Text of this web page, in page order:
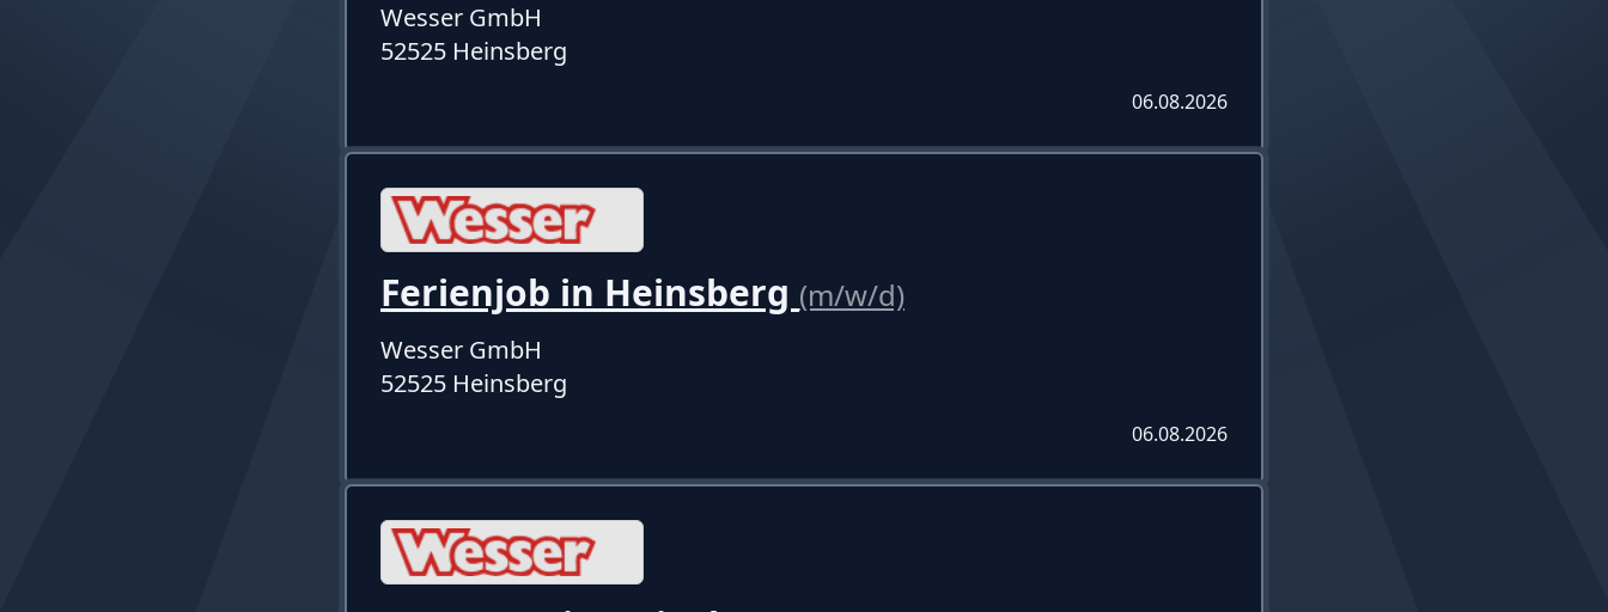
Wesser GmbH
52525 Heinsberg
06.08.2026
Ferienjob in Heinsberg (m/w/d)
Wesser GmbH
52525 Heinsberg
06.08.2026